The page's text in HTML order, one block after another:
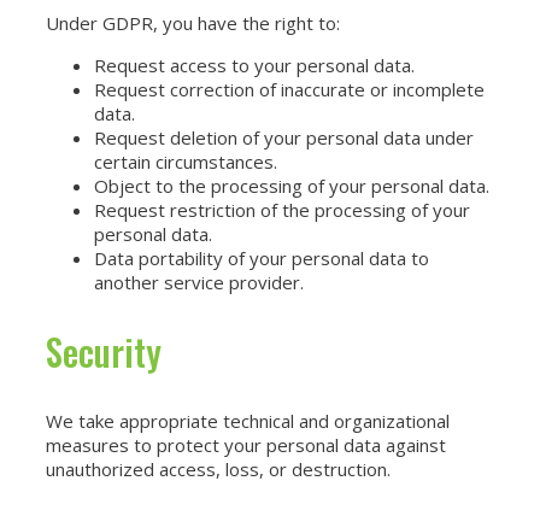
Under GDPR, you have the right to:
Request access to your personal data.
Request correction of inaccurate or incomplete
data.
Request deletion of your personal data under
certain circumstances.
Object to the processing of your personal data.
Request restriction of the processing of your
personal data.
Data portability of your personal data to
another service provider.
Security
We take appropriate technical and organizational
measures to protect your personal data against
unauthorized access, loss, or destruction.